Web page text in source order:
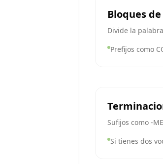
Bloques
Divide la
Prefijos como
Sufijos como -
Si tienes dos